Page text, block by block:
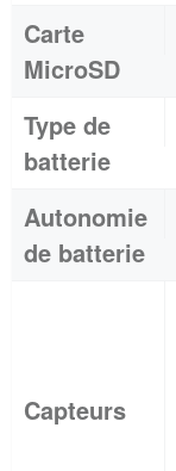
Carte
MicroSD
Type de
batterie
Autonomie
de batterie
Capteurs